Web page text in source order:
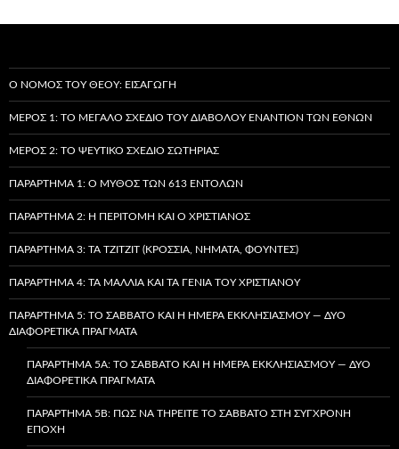
Ο ΝΌΜΟΣ ΤΟΥ ΘΕΟΎ: ΕΙΣΑΓΩΓΉ
ΜΈΡΟΣ 1: ΤΟ ΜΕΓΆΛΟ ΣΧΈΔΙΟ ΤΟΥ ΔΙΑΒΌΛΟΥ ΕΝΑΝΤΊΟΝ ΤΩΝ ΕΘΝΏΝ
ΜΈΡΟΣ 2: ΤΟ ΨΕΎΤΙΚΟ ΣΧΈΔΙΟ ΣΩΤΗΡΊΑΣ
ΠΑΡΆΡΤΗΜΑ 1: Ο ΜΎΘΟΣ ΤΩΝ 613 ΕΝΤΟΛΏΝ
ΠΑΡΆΡΤΗΜΑ 2: Η ΠΕΡΙΤΟΜΉ ΚΑΙ Ο ΧΡΙΣΤΙΑΝΌΣ
ΠΑΡΆΡΤΗΜΑ 3: ΤΑ TZITZIT (ΚΡΌΣΣΙΑ, ΝΉΜΑΤΑ, ΦΟΎΝΤΕΣ)
ΠΑΡΆΡΤΗΜΑ 4: ΤΑ ΜΑΛΛΙΆ ΚΑΙ ΤΑ ΓΈΝΙΑ ΤΟΥ ΧΡΙΣΤΙΑΝΟΎ
ΠΑΡΆΡΤΗΜΑ 5: ΤΟ ΣΆΒΒΑΤΟ ΚΑΙ Η ΗΜΈΡΑ ΕΚΚΛΗΣΙΑΣΜΟΎ — ΔΎΟ
ΔΙΑΦΟΡΕΤΙΚΆ ΠΡΆΓΜΑΤΑ
ΠΑΡΆΡΤΗΜΑ 5A: ΤΟ ΣΆΒΒΑΤΟ ΚΑΙ Η ΗΜΈΡΑ ΕΚΚΛΗΣΙΑΣΜΟΎ — ΔΎΟ
ΔΙΑΦΟΡΕΤΙΚΆ ΠΡΆΓΜΑΤΑ
ΠΑΡΆΡΤΗΜΑ 5B: ΠΏΣ ΝΑ ΤΗΡΕΊΤΕ ΤΟ ΣΆΒΒΑΤΟ ΣΤΗ ΣΎΓΧΡΟΝΗ
ΕΠΟΧΉ